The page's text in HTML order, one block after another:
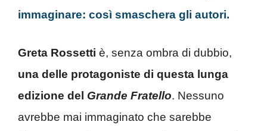
immaginare: così smaschera gli autori.
Greta Rossetti è, senza ombra di dubbio,
una delle protagoniste di questa lunga
edizione del Grande Fratello. Nessuno
avrebbe mai immaginato che sarebbe